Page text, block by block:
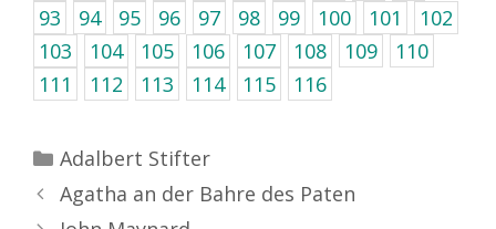
93
94 95 96 97 98 99 100 101
102
103
104 105 106 107 108 109
110
111
112 113 114 115 116
Kategorien
Adalbert Stifter
Agatha an der Bahre des Paten